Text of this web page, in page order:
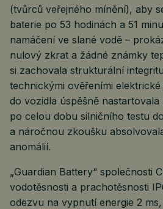
(tvůrců veřejného mínění), aby
baterie po 53 hodinách a 51
namáčení ve slané vodě –
nulový zkrat a žádné známky
si zachovala strukturální
technickými ověřeními
do vozidla úspěšně
po celou dobu silničního testu
a náročnou zkoušku
anomálií.
„Guardian Battery“ společnosti
vodotěsnosti a prachotěsnosti
odezvu na vypnutí energie 2